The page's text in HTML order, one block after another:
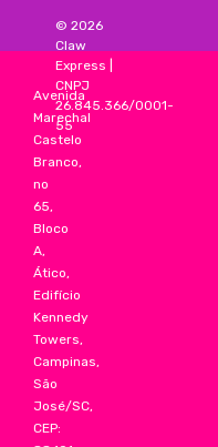
Avenida
Marechal
Castelo
Branco,
no
65,
Bloco
A,
Ático,
Edifício
Kennedy
Towers,
Campinas,
São
José/SC,
CEP:
© 2026
Claw
Express
CNPJ
26.845.366/0001-
55